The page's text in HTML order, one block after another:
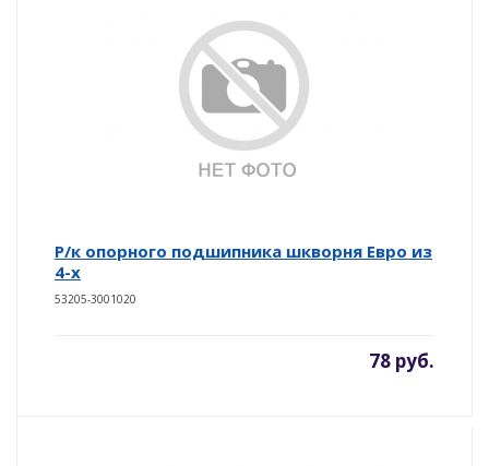
Р/к опорного подшипника шкворня Евро из
4-х
53205-3001020
78 руб.